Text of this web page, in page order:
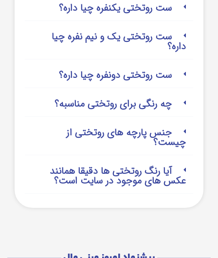
ست روتختی یکنفره چیا داره؟
ست روتختی یک و نیم نفره چیا
داره؟
ست روتختی دونفره چیا داره؟
چه رنگی برای روتختی مناسبه؟
جنس پارچه های روتختی از
چیست؟
آیا رنگ روتختی ها دقیقا همانند
عکس های موجود در سایت است؟